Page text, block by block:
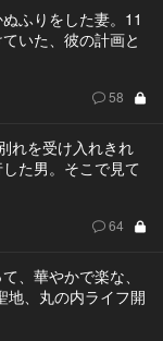
ふりをした妻。11
いた、彼の計画と
58
れを受け入れきれ
た男。そこで見て
64
、華やかで楽な、
地、丸の内ライフ開